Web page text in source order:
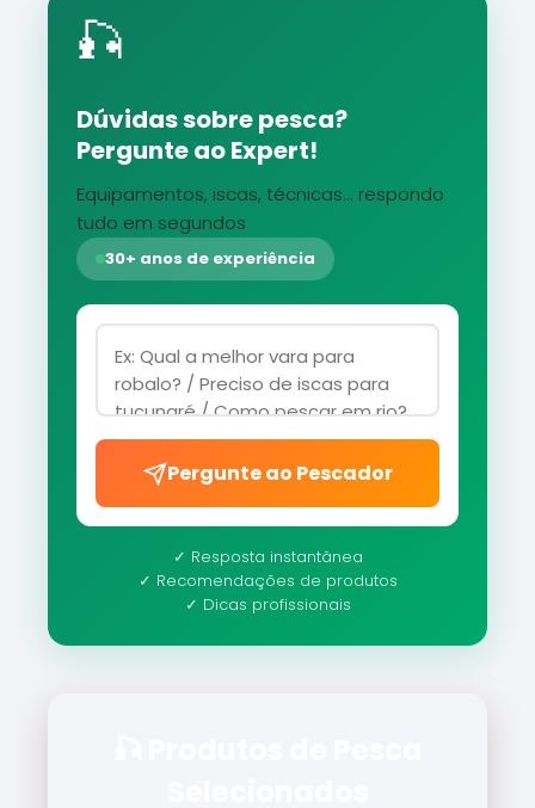
🎣
Dúvidas sobre pesca?
Pergunte ao Expert!
Equipamentos, iscas, técnicas... respondo
tudo em segundos
30+ anos de experiência
Pergunte ao Pescador
✓ Resposta instantânea
✓ Recomendações de produtos
✓ Dicas profissionais